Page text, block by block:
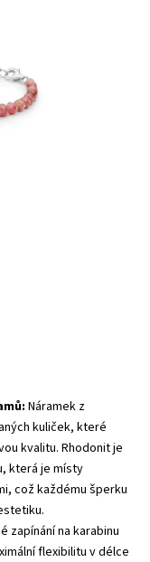
Náramek z
kuliček, které
kvalitu. Rhodonit je
která je místy
což každému šperku
zapínání na karabinu
flexibilitu v délce